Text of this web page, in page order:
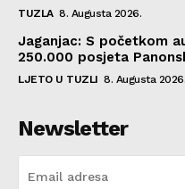
TUZLA 8. Augusta 2026.
Jaganjac: S početkom
250.000 posjeta
LJETO U TUZLI 8. Augusta 2026.
Newsletter